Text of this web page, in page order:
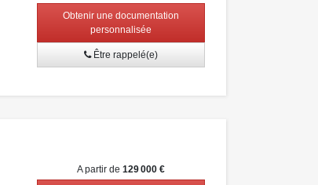
Obtenir une documentation
personnalisée
Être rappelé(e)
A partir de129 000 €